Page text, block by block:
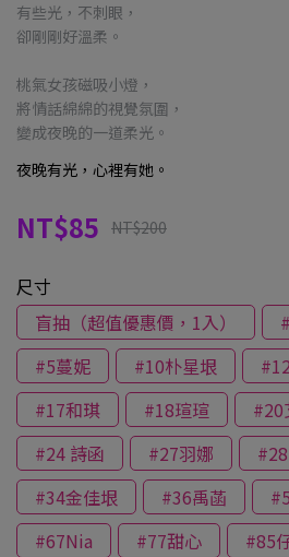
有些光，不刺眼，
卻剛剛好溫柔。
桃氣女孩磁吸小燈，
將情話綿綿的視覺氛圍，
變成夜晚的一道柔光。
夜晚有光，心裡有她。
NT$85 NT$200
尺寸
盲抽（超值優惠價，1入）
#5蔓妮
#10朴星垠
#17和琪
#18瑄瑄 #20
#24 詩函
#27羽娜
#34金佳垠
#36禹菡
#67Nia
#77甜心 #85